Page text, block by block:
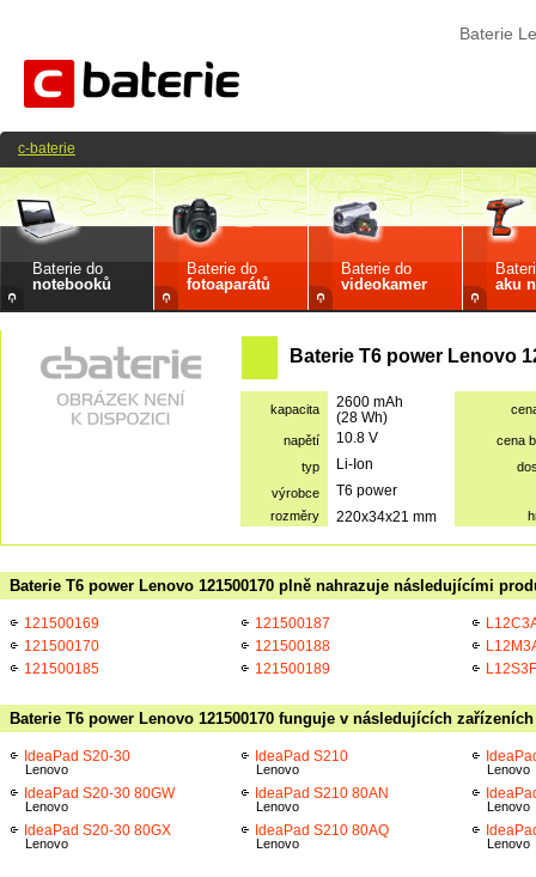
Baterie
Baterie do
notebooků
Baterie do
fotoaparátů
Baterie do
videokamer
aku
Baterie T6 power Lenovo
kapacita
2600 mAh
(28 Wh)
napětí 10.8 V
cena
typ
Li-Ion
výrobce
T6 power
rozměry 220x34x21 mm
Baterie T6 power Lenovo 121500170 plně nahrazuje následujícími
121500169
121500170
121500185
121500187
121500188
121500189
Baterie T6 power Lenovo 121500170 funguje v následujících zařízeních
IdeaPad S20-30
Lenovo
IdeaPad S20-30 80GW
Lenovo
IdeaPad S20-30 80GX
Lenovo
IdeaPad S210
Lenovo
IdeaPad S210 80AN
Lenovo
IdeaPad S210 80AQ
Lenovo
Lenovo
Lenovo
Lenovo
c-baterie